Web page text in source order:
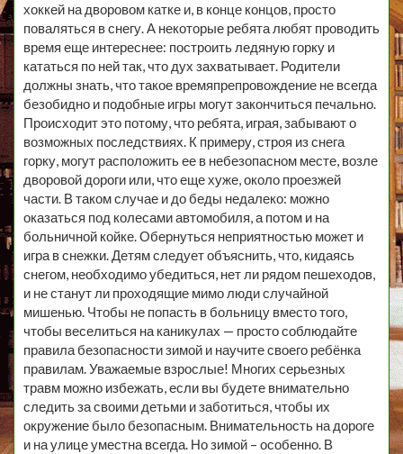
хоккей на дворовом катке и, в конце концов, просто
поваляться в снегу. А некоторые ребята любят проводить
время еще интереснее: построить ледяную горку и
кататься по ней так, что дух захватывает. Родители
должны знать, что такое времяпрепровождение не всегда
безобидно и подобные игры могут закончиться печально.
Происходит это потому, что ребята, играя, забывают о
возможных последствиях. К примеру, строя из снега
горку, могут расположить ее в небезопасном месте, возле
дворовой дороги или, что еще хуже, около проезжей
части. В таком случае и до беды недалеко: можно
оказаться под колесами автомобиля, а потом и на
больничной койке. Обернуться неприятностью может и
игра в снежки. Детям следует объяснить, что, кидаясь
снегом, необходимо убедиться, нет ли рядом пешеходов,
и не станут ли проходящие мимо люди случайной
мишенью. Чтобы не попасть в больницу вместо того,
чтобы веселиться на каникулах — просто соблюдайте
правила безопасности зимой и научите своего ребёнка
правилам. Уважаемые взрослые! Многих серьезных
травм можно избежать, если вы будете внимательно
следить за своими детьми и заботиться, чтобы их
окружение было безопасным. Внимательность на дороге
и на улице уместна всегда. Но зимой – особенно. В